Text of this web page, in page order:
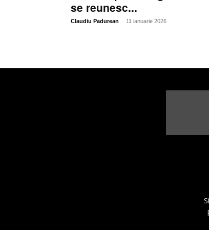
se reunesc...
Claudiu Padurean - 11 ianuarie 2026